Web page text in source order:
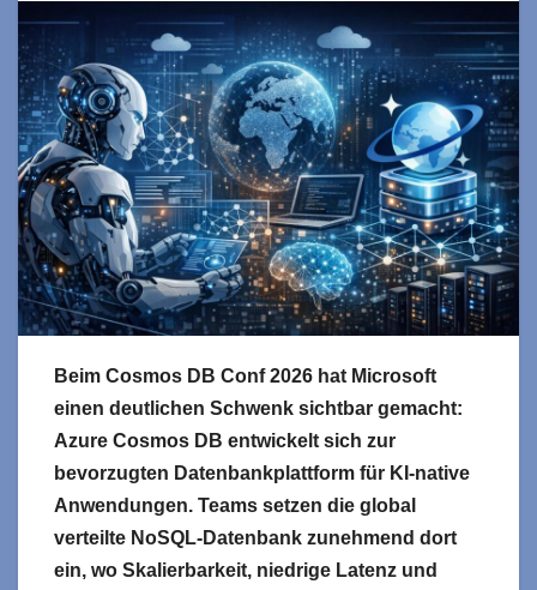
Beim Cosmos DB Conf 2026 hat Microsoft
einen deutlichen Schwenk sichtbar gemacht:
Azure Cosmos DB entwickelt sich zur
bevorzugten Datenbankplattform für KI-native
Anwendungen. Teams setzen die global
verteilte NoSQL-Datenbank zunehmend dort
ein, wo Skalierbarkeit, niedrige Latenz und